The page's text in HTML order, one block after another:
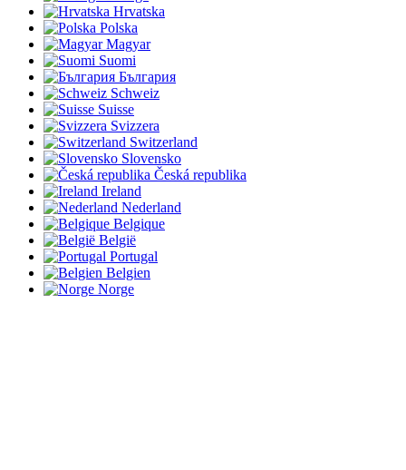
Hrvatska
Polska
Magyar
Suomi
България
Schweiz
Suisse
Svizzera
Switzerland
Slovensko
Česká republika
Ireland
Nederland
Belgique
België
Portugal
Belgien
Norge